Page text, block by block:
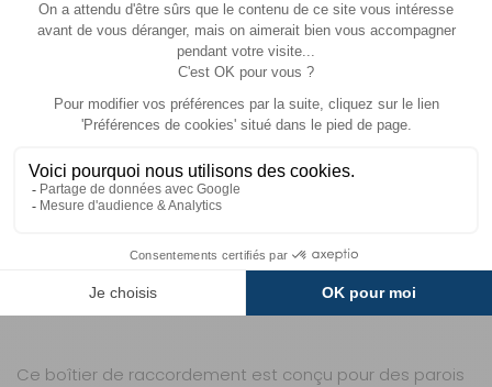
durabilité. Ses innovations répondent aux besoins des
voyageurs exigeants, soucieux de fiabilité et de confort
lors de leurs déplacements.
QUESTIONS FRÉQUENTES SUR CE PRODUIT
SUPPORTÉE POUR L'INSTALLATION ?
Ce boîtier de raccordement est conçu pour des parois